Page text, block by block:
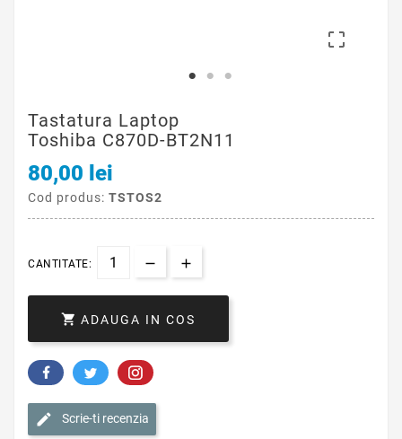

Tastatura Laptop
Toshiba C870D-BT2N11
80,00 lei
Cod produs: TSTOS2
CANTITATE:
 ADAUGA IN COS
Scrie-ti recenzia